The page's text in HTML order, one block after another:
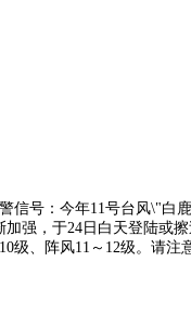
信号：今年11号台风\"
强，于24日白天登陆或
级、阵风11～12级。请